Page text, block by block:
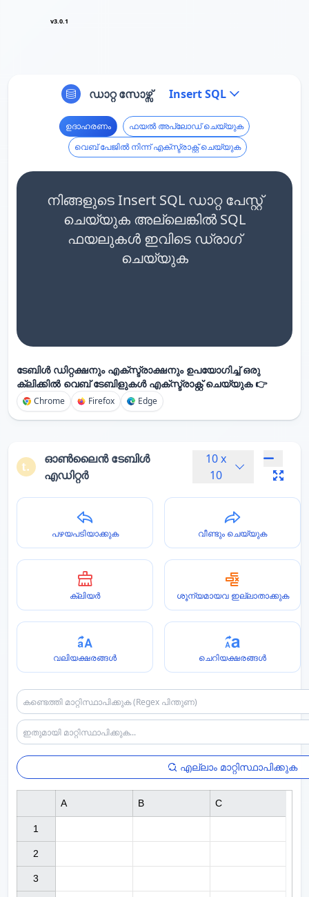
v3.0.1
ഡാറ്റ സോഴ്സ് Insert SQL
ഉദാഹരണം
ഫയൽ അപ്‌ലോഡ് ചെയ്യുക
വെബ് പേജിൽ നിന്ന് എക്സ്ട്രാക്റ്റ് ചെയ്യുക
നിങ്ങളുടെ Insert SQL ഡാറ്റ പേസ്റ്റ്
ചെയ്യുക അല്ലെങ്കിൽ SQL
ഫയലുകൾ ഇവിടെ ഡ്രാഗ്
ചെയ്യുക
ടേബിൾ ഡിറ്റക്ഷനും എക്സ്ട്രാക്ഷനും ഉപയോഗിച്ച് ഒരു
ക്ലിക്കിൽ വെബ് ടേബിളുകൾ എക്സ്ട്രാക്റ്റ് ചെയ്യുക 👉
Chrome Firefox Edge
ഓൺലൈൻ ടേബിൾ
എഡിറ്റർ
10 x
10
പഴയപടിയാക്കുക വീണ്ടും ചെയ്യുക
ക്ലിയർ ശൂന്യമായവ ഇല്ലാതാക്കുക
വലിയക്ഷരങ്ങൾ ചെറിയക്ഷരങ്ങൾ
എല്ലാം മാറ്റിസ്ഥാപിക്കുക
1
2
3
A B C